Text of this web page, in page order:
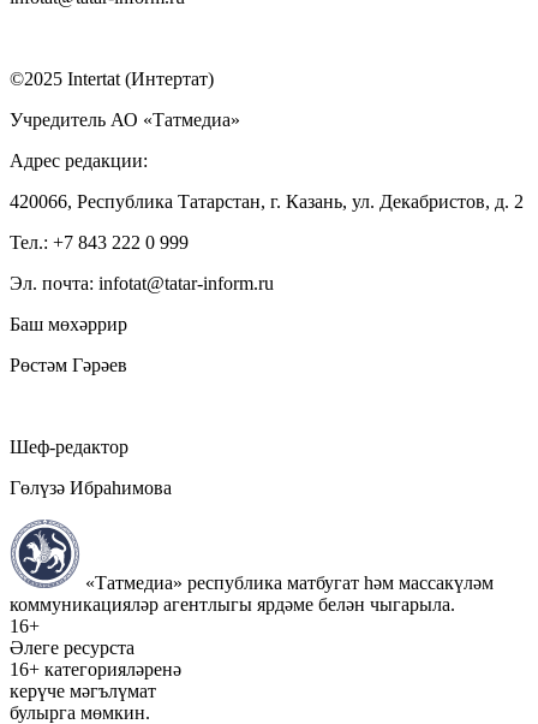
©2025 Intertat (Интертат)
Учредитель АО «Татмедиа»
Адрес редакции:
420066, Республика Татарстан, г. Казань, ул. Декабристов, д. 2
Тел.: +7 843 222 0 999
Эл. почта: infotat@tatar-inform.ru
Баш мөхәррир
Рөстәм Гәрәев
Шеф-редактор
Гөлүзә Ибраһимова
«Татмедиа» республика матбугат һәм массакүләм
коммуникацияләр агентлыгы ярдәме белән чыгарыла.
16+
Әлеге ресурста
16+ категорияләренә
керүче мәгълүмат
булырга мөмкин.